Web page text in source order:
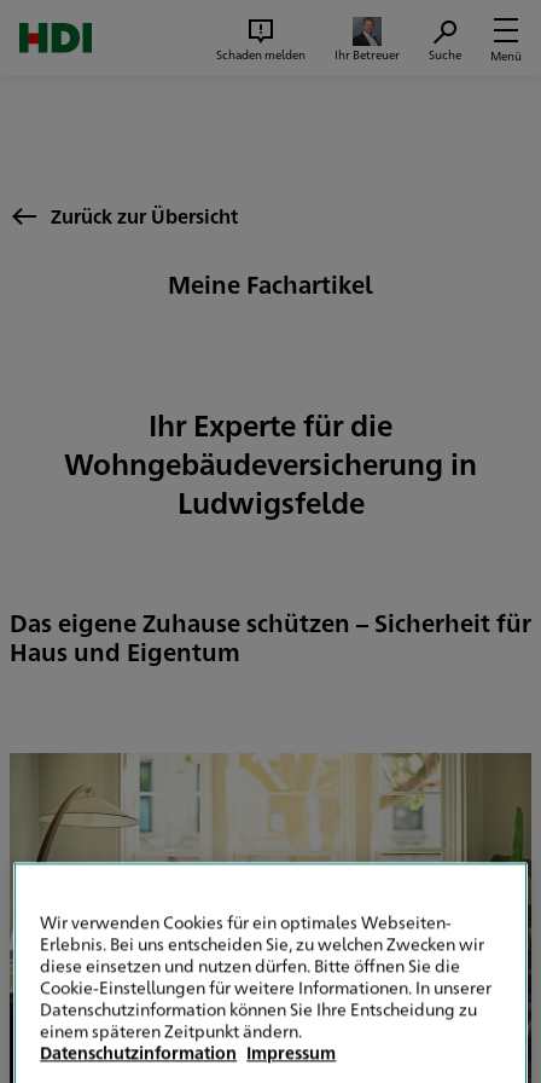
Schaden melden Ihr Betreuer Suche Menü
Zurück zur Übersicht
Meine Fachartikel
Ihr Experte für die
Wohngebäudeversicherung in
Ludwigsfelde
Das eigene Zuhause schützen – Sicherheit für
Haus und Eigentum
Wir verwenden Cookies für ein optimales Webseiten-
Erlebnis. Bei uns entscheiden Sie, zu welchen Zwecken wir
diese einsetzen und nutzen dürfen. Bitte öffnen Sie die
Cookie-Einstellungen für weitere Informationen. In unserer
Datenschutzinformation können Sie Ihre Entscheidung zu
einem späteren Zeitpunkt ändern.
Datenschutzinformation Impressum